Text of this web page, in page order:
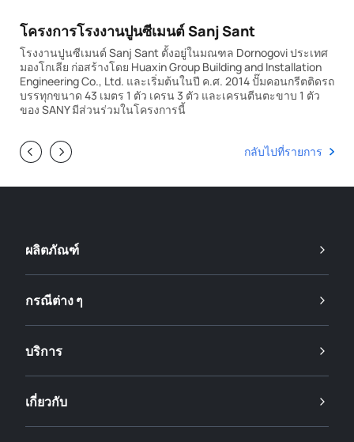
โครงการโรงงานปูนซีเมนต์ Sanj Sant
โรงงานปูนซีเมนต์ Sanj Sant ตั้งอยู่ในมณฑล Dornogovi ประเทศ
มองโกเลีย ก่อสร้างโดย Huaxin Group Building and Installation
Engineering Co., Ltd. และเริ่มต้นในปี ค.ศ. 2014 ปั๊มคอนกรีตติดรถ
บรรทุกขนาด 43 เมตร 1 ตัว เครน 3 ตัว และเครนตีนตะขาบ 1 ตัว
ของ SANY มีส่วนร่วมในโครงการนี้
กลับไปที่รายการ
ผลิตภัณฑ์
กรณีต่าง ๆ
บริการ
เกี่ยวกับ